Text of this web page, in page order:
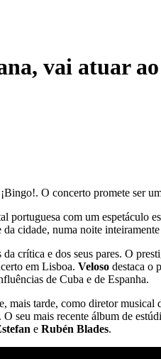
vai atuar
O concerto promete ser
portuguesa com um
cidade, numa noite
crítica e dos seus pares. O
em Lisboa. Veloso destaca o
de Cuba e de Espanha.
e, mais tarde, como diretor musical
. O seu mais recente álbum de
e Rubén Blades.